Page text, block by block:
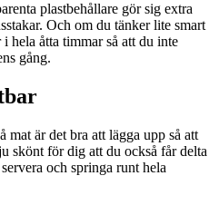
plastbehållare gör sig extra
Och om du tänker lite smart
hela åtta timmar så att du inte
gång.
mat är det bra att lägga upp så att
skönt för dig att du också får delta
och springa runt hela